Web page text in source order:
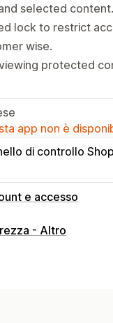
selected content.
lock to restrict
wise.
protected
app non è
di controllo
e accesso
di accesso
- Altro